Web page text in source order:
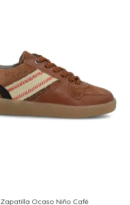
Zapatilla Ocaso Niño Café